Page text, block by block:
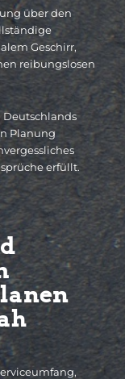
über den
Geschirr,
reibungslosen
Planung
erfüllt.